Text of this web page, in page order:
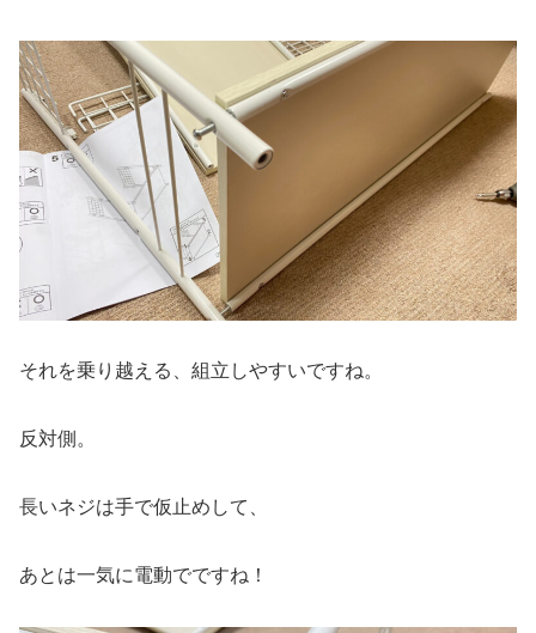
それを乗り越える、組立しやすいですね。
反対側。
長いネジは手で仮止めして、
あとは一気に電動でですね！